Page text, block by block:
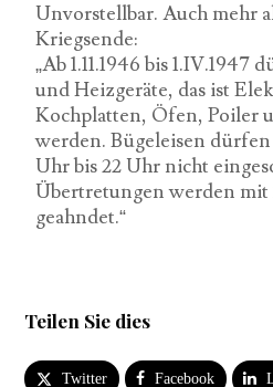
Unvorstellbar. Auch mehr
Kriegsende:
„Ab 1.11.1946 bis
und Heizgeräte, das ist
Kochplatten, Öfen, Poiler
werden. Bügeleisen
Uhr bis 22 Uhr nicht
Übertretungen werden mit
geahndet.“
Teilen Sie dies
Twitter Facebook